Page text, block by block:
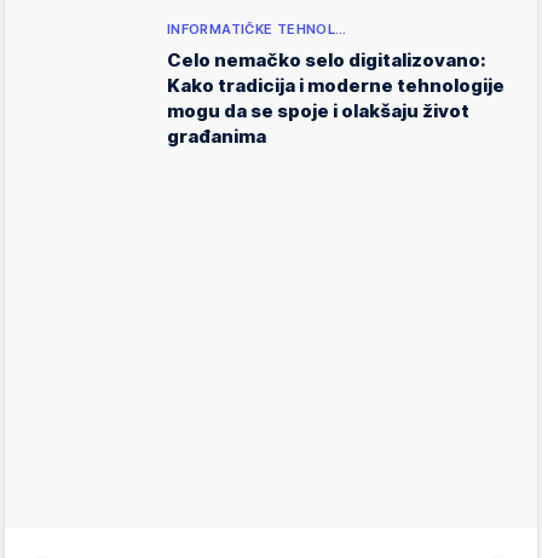
INFORMATIČKE TEHNOL…
Celo nemačko selo digitalizovano:
Kako tradicija i moderne tehnologije
mogu da se spoje i olakšaju život
građanima